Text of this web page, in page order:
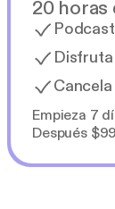
20 horas
Disfruta
Empieza 7
Después